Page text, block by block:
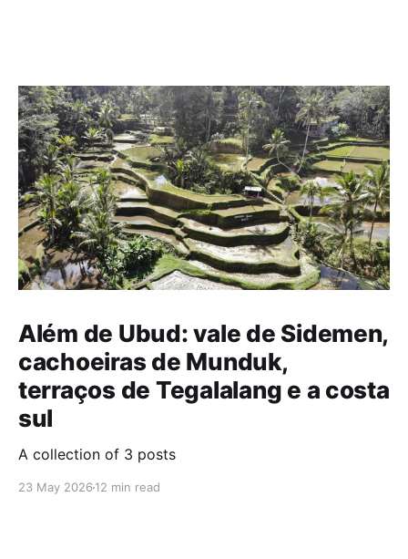
Além de Ubud: vale de Sidemen,
cachoeiras de Munduk,
terraços de Tegalalang e a costa
sul
A collection of 3 posts
23 May 2026 12 min read